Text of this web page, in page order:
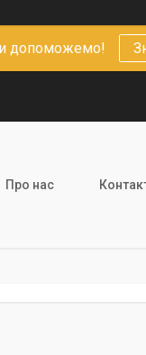
допоможемо!
Про нас